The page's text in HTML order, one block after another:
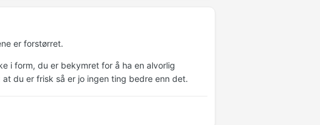
er forstørret.
i form, du er bekymret for å ha en alvorlig
du er frisk så er jo ingen ting bedre enn det.